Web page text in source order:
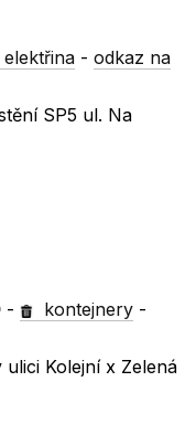
elektřina -odkaz na
SP5 ul. Na
- kontejnery -
Kolejní x Zelená